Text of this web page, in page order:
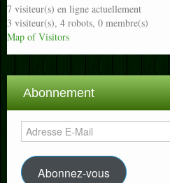
7 visiteur(s) en ligne actuellement
3 visiteur(s), 4 robots, 0 membre(s)
Map of Visitors
Abonnement
Adresse
E-
Mail
Abonnez-vous